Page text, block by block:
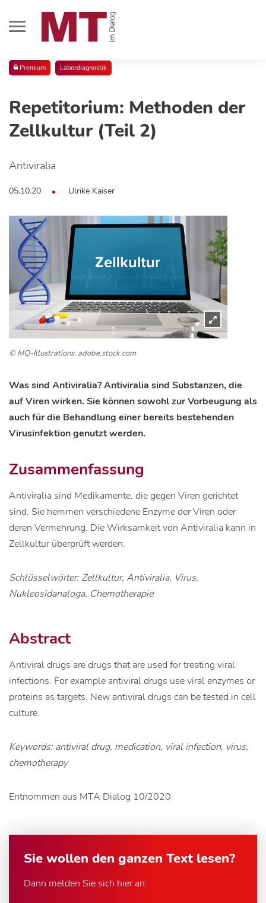
Premium Labordiagnostik
Repetitorium: Methoden der
Zellkultur (Teil 2)
Antiviralia
05.10.20 Ulrike Kaiser
© MQ-Illustrations, adobe.stock.com
Was sind Antiviralia? Antiviralia sind Substanzen, die
auf Viren wirken. Sie können sowohl zur Vorbeugung als
auch für die Behandlung einer bereits bestehenden
Virusinfektion genutzt werden.
Zusammenfassung
Antiviralia sind Medikamente, die gegen Viren gerichtet
sind. Sie hemmen verschiedene Enzyme der Viren oder
deren Vermehrung. Die Wirksamkeit von Antiviralia kann in
Zellkultur überprüft werden.
Schlüsselwörter: Zellkultur, Antiviralia, Virus,
Nukleosidanaloga, Chemotherapie
Abstract
Antiviral drugs are drugs that are used for treating viral
infections. For example antiviral drugs use viral enzymes or
proteins as targets. New antiviral drugs can be tested in cell
culture.
Keywords: antiviral drug, medication, viral infection, virus,
chemotherapy
Entnommen aus MTA Dialog 10/2020
Sie wollen den ganzen Text lesen?
Dann melden Sie sich hier an: